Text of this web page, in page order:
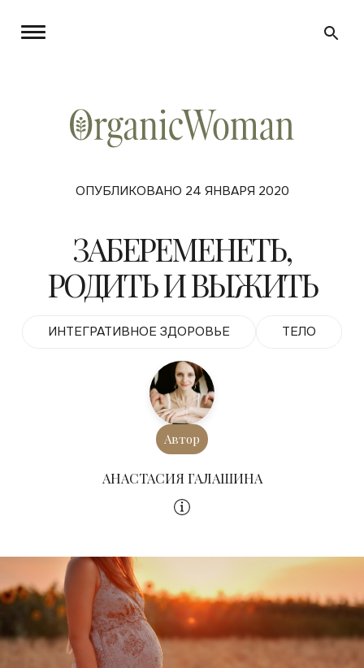
ОПУБЛИКОВАНО 24 ЯНВАРЯ 2020
ЗАБЕРЕМЕНЕТЬ,
РОДИТЬ И ВЫЖИТЬ
ИНТЕГРАТИВНОЕ ЗДОРОВЬЕ ТЕЛО
Автор
АНАСТАСИЯ ГАЛАШИНА